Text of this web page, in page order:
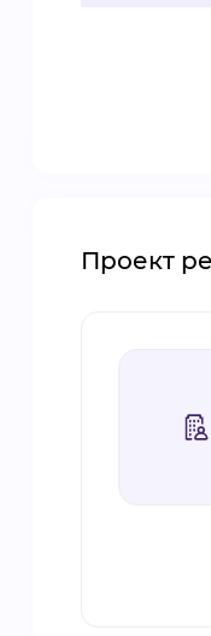
Проект